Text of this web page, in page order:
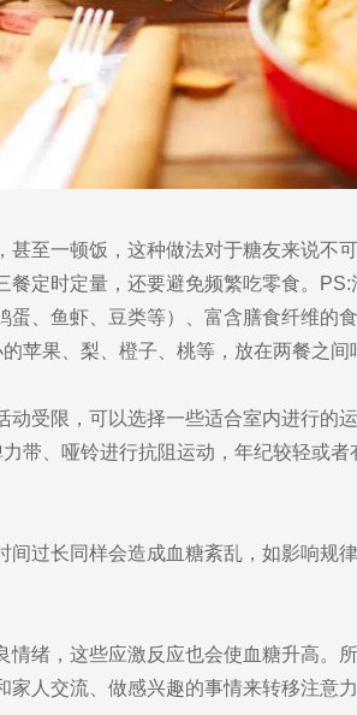
一顿饭，这种做法对于糖友来说不
定时定量，还要避免频繁吃零食。PS:
鱼虾、豆类等）、富含膳食纤维的
苹果、梨、橙子、桃等，放在两餐之间
限，可以选择一些适合室内进行的
带、哑铃进行抗阻运动，年纪较轻或
长同样会造成血糖紊乱，如影响规
，这些应激反应也会使血糖升高。
人交流、做感兴趣的事情来转移注意